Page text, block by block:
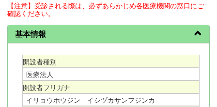
【注意】受診される際は、必ずあらかじめ各医療機関の窓口にご
確認ください。
基本情報
開設者種別
医療法人
開設者フリガナ
イリョウホウジン イシヅカサンフジンカ